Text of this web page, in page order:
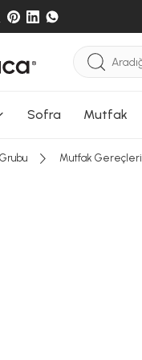
Sofra Mutfak
Mutfak Gereçleri